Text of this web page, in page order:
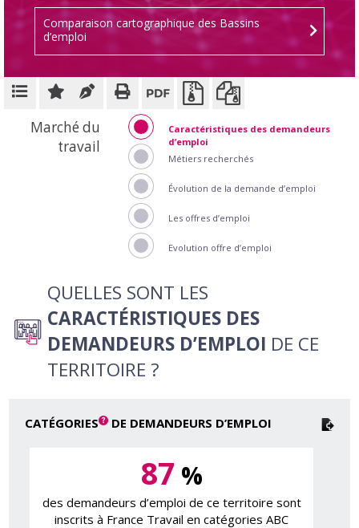
Comparaison cartographique des Bassins
d’emploi
Marché du
travail
Caractéristiques des demandeurs
d’emploi
Métiers recherchés
Évolution de la demande d’emploi
Les offres d’emploi
Evolution offre d’emploi
QUELLES SONT LES
CARACTÉRISTIQUES DES
DEMANDEURS D’EMPLOI DE CE
TERRITOIRE ?
CATÉGORIES DE DEMANDEURS D’EMPLOI
87 %
des demandeurs d’emploi de ce territoire sont
inscrits à France Travail en catégories ABC